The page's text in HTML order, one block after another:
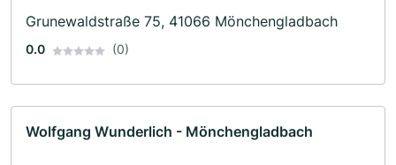
Grunewaldstraße 75, 41066 Mönchengladbach
0.0 (0)
Wolfgang Wunderlich - Mönchengladbach